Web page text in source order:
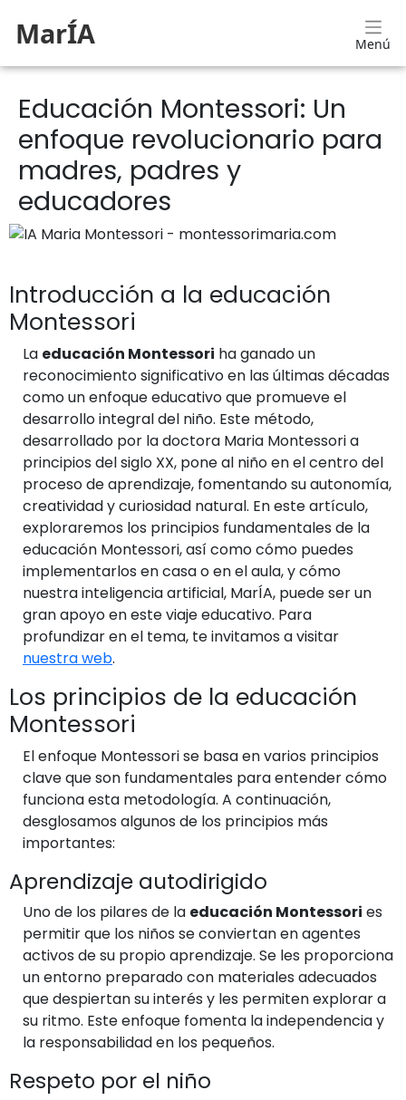
MarÍA Menú
Educación Montessori: Un
enfoque revolucionario para
madres, padres y
educadores
Introducción a la educación
Montessori
La educación Montessori ha ganado un
reconocimiento significativo en las últimas décadas
como un enfoque educativo que promueve el
desarrollo integral del niño. Este método,
desarrollado por la doctora Maria Montessori a
principios del siglo XX, pone al niño en el centro del
proceso de aprendizaje, fomentando su autonomía,
creatividad y curiosidad natural. En este artículo,
exploraremos los principios fundamentales de la
educación Montessori, así como cómo puedes
implementarlos en casa o en el aula, y cómo
nuestra inteligencia artificial, MarÍA, puede ser un
gran apoyo en este viaje educativo. Para
profundizar en el tema, te invitamos a visitar
nuestra web.
Los principios de la educación
Montessori
El enfoque Montessori se basa en varios principios
clave que son fundamentales para entender cómo
funciona esta metodología. A continuación,
desglosamos algunos de los principios más
importantes:
Aprendizaje autodirigido
Uno de los pilares de la educación Montessori es
permitir que los niños se conviertan en agentes
activos de su propio aprendizaje. Se les proporciona
un entorno preparado con materiales adecuados
que despiertan su interés y les permiten explorar a
su ritmo. Este enfoque fomenta la independencia y
la responsabilidad en los pequeños.
Respeto por el niño